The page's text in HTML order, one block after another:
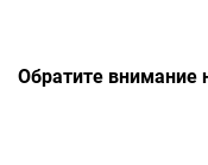
Обратите внимание